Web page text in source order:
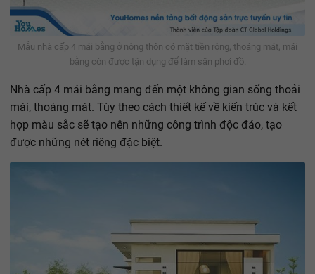
Mẫu nhà cấp 4 mái bằng ở nông thôn có mặt tiền rộng, thoáng mát, mái
bằng còn được tận dụng để làm sân phơi đồ.
Nhà cấp 4 mái bằng mang đến một không gian sống thoải
mái, thoáng mát. Tùy theo cách thiết kế về kiến trúc và kết
hợp màu sắc sẽ tạo nên những công trình độc đáo, tạo
được những nét riêng đặc biệt.